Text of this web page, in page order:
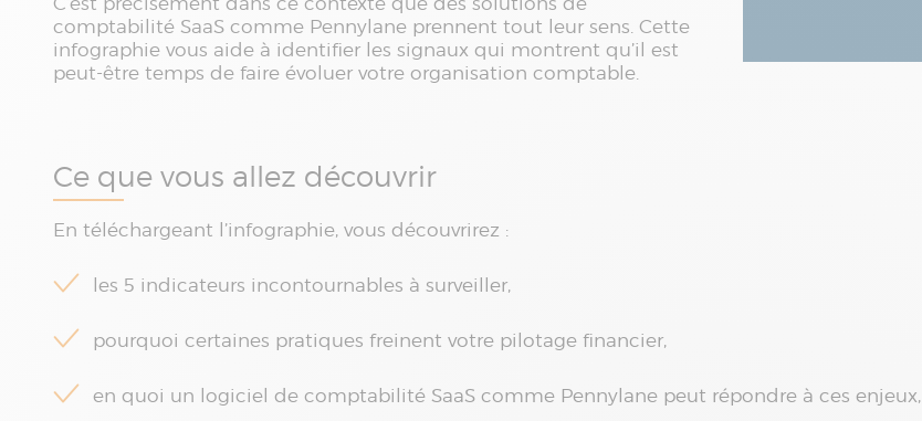
comptabilité SaaS comme Pennylane prennent tout leur sens. Cette
infographie vous aide à identifier les signaux qui montrent qu’il est
peut-être temps de faire évoluer votre organisation comptable.
Ce que vous allez découvrir
En téléchargeant l’infographie, vous découvrirez :
les 5 indicateurs incontournables à surveiller,
pourquoi certaines pratiques freinent votre pilotage financier,
en quoi un logiciel de comptabilité SaaS comme Pennylane peut répondre à ces enjeux,